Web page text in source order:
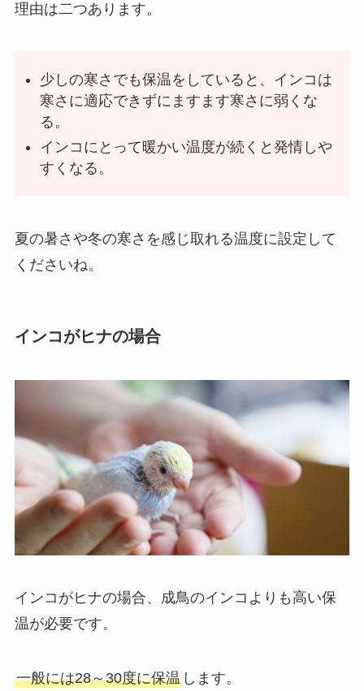
理由は二つあります。
少しの寒さでも保温をしていると、インコは
寒さに適応できずにますます寒さに弱くな
る。
インコにとって暖かい温度が続くと発情しや
すくなる。
夏の暑さや冬の寒さを感じ取れる温度に設定して
くださいね。
インコがヒナの場合
インコがヒナの場合、成鳥のインコよりも高い保
温が必要です。
一般には28～30度に保温します。